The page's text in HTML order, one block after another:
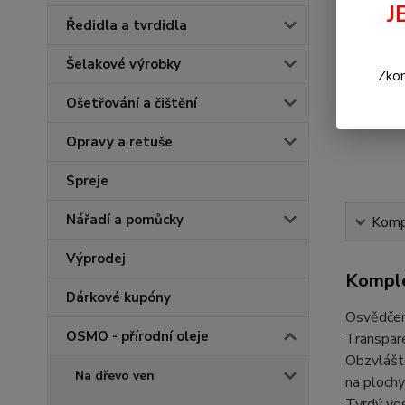
Ředidla a tvrdidla
Šelakové výrobky
Ošetřování a čištění
Opravy a retuše
Spreje
Nářadí a pomůcky
Výprodej
Dárkové kupóny
OSMO - přírodní oleje
Na dřevo ven
na